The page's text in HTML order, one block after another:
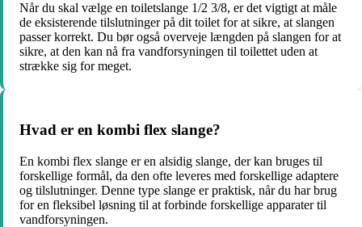
Når du skal vælge en toiletslange 1/2 3/8, er det vigtigt at måle
de eksisterende tilslutninger på dit toilet for at sikre, at slangen
passer korrekt. Du bør også overveje længden på slangen for at
sikre, at den kan nå fra vandforsyningen til toilettet uden at
strække sig for meget.
Hvad er en kombi flex slange?
En kombi flex slange er en alsidig slange, der kan bruges til
forskellige formål, da den ofte leveres med forskellige adaptere
og tilslutninger. Denne type slange er praktisk, når du har brug
for en fleksibel løsning til at forbinde forskellige apparater til
vandforsyningen.